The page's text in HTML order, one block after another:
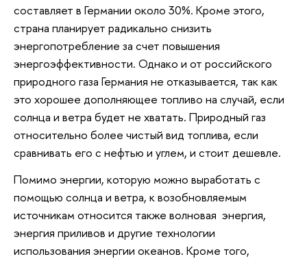
составляет в Германии около 30%. Кроме этого,
страна планирует радикально снизить
энергопотребление за счет повышения
энергоэффективности. Однако и от российского
природного газа Германия не отказывается, так как
это хорошее дополняющее топливо на случай, если
солнца и ветра будет не хватать. Природный газ
относительно более чистый вид топлива, если
сравнивать его с нефтью и углем, и стоит дешевле.
Помимо энергии, которую можно выработать с
помощью солнца и ветра, к возобновляемым
источникам относится также волновая энергия,
энергия приливов и другие технологии
использования энергии океанов. Кроме того,